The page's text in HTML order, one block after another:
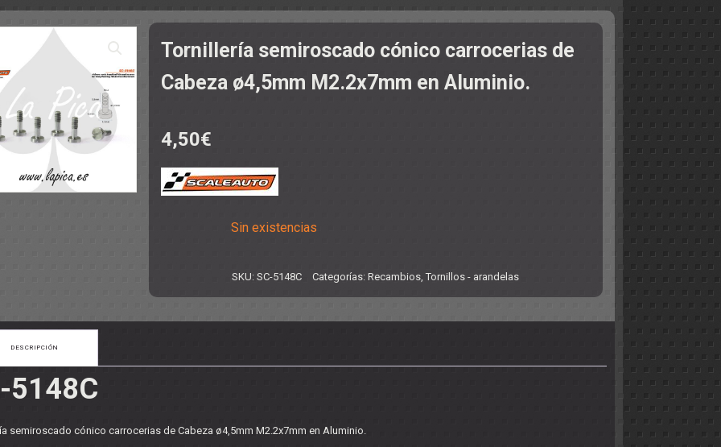
Tornillería semiroscado cónico carrocerias de
Cabeza ø4,5mm M2.2x7mm en Aluminio.
4,50€
Sin existencias
SKU:SC-5148C Categorías:Recambios,Tornillos - arandelas
DESCRIPCIÓN
5148C
semiroscado cónico carrocerias de Cabeza ø4,5mm M2.2x7mm en Aluminio.